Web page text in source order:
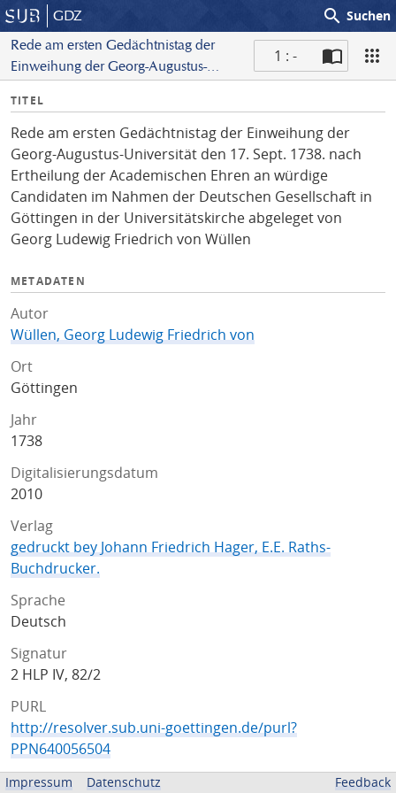
GDZ search Suchen
Rede am ersten Gedächtnistag der
Einweihung der Georg-Augustus-
Ertheilung der Academischen Ehren an
würdige Candidaten im Nahmen der
Deutschen Gesellschaft in Göttingen in
der Universitätskirche abgeleget von
Georg Ludewig Friedrich von Wüllen
1 : -
I
f
o
TITEL
Rede am ersten Gedächtnistag der Einweihung der
Georg-Augustus-Universität den 17. Sept. 1738. nach
Ertheilung der Academischen Ehren an würdige
Candidaten im Nahmen der Deutschen Gesellschaft in
Göttingen in der Universitätskirche abgeleget von
Georg Ludewig Friedrich von Wüllen
METADATEN
Autor
Wüllen, Georg Ludewig Friedrich von
Ort
Göttingen
Jahr
1738
Digitalisierungsdatum
2010
Verlag
gedruckt bey Johann Friedrich Hager, E.E. Raths-
Buchdrucker.
Sprache
Deutsch
Signatur
2 HLP IV, 82/2
PURL
http://resolver.sub.uni-goettingen.de/purl?
PPN640056504
Impressum Datenschutz Feedback